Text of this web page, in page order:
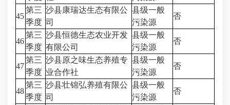
45
第三
季度
沙县康瑞达生态有限公
司
县级一般
污染源
否
46
第三
季度
沙县恒德生态农业开发
有限公司
县级一般
污染源
否
47
第三
季度
沙县原之味生态养殖专
业合作社
县级一般
污染源
否
48
第三
季度
沙县壮锦弘养殖有限公
司
县级一般
污染源
否